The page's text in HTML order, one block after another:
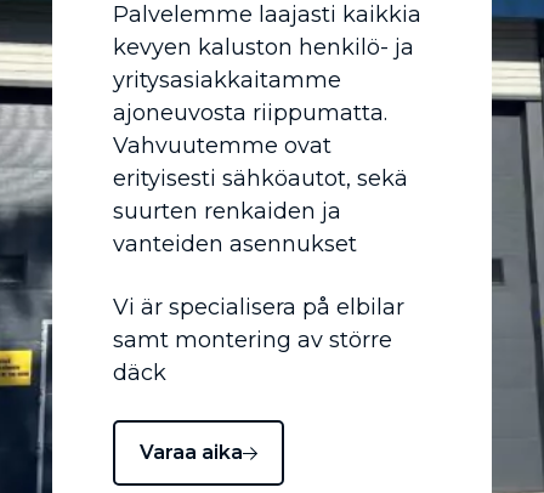
Palvelemme laajasti kaikkia
kevyen kaluston henkilö- ja
yritysasiakkaitamme
ajoneuvosta riippumatta.
Vahvuutemme ovat
erityisesti sähköautot, sekä
suurten renkaiden ja
vanteiden asennukset
Vi är specialisera på elbilar
samt montering av större
däck
Varaa aika